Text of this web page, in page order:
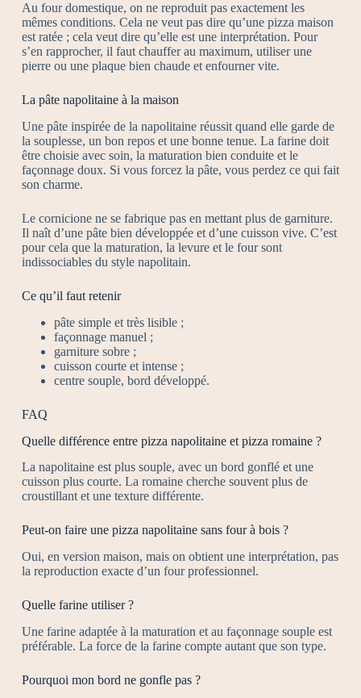
Au four domestique, on ne reproduit pas exactement les
mêmes conditions. Cela ne veut pas dire qu’une pizza maison
est ratée ; cela veut dire qu’elle est une interprétation. Pour
s’en rapprocher, il faut chauffer au maximum, utiliser une
pierre ou une plaque bien chaude et enfourner vite.
La pâte napolitaine à la maison
Une pâte inspirée de la napolitaine réussit quand elle garde de
la souplesse, un bon repos et une bonne tenue. La farine doit
être choisie avec soin, la maturation bien conduite et le
façonnage doux. Si vous forcez la pâte, vous perdez ce qui fait
son charme.
Le cornicione ne se fabrique pas en mettant plus de garniture.
Il naît d’une pâte bien développée et d’une cuisson vive. C’est
pour cela que la maturation, la levure et le four sont
indissociables du style napolitain.
Ce qu’il faut retenir
pâte simple et très lisible ;
façonnage manuel ;
garniture sobre ;
cuisson courte et intense ;
centre souple, bord développé.
FAQ
Quelle différence entre pizza napolitaine et pizza romaine ?
La napolitaine est plus souple, avec un bord gonflé et une
cuisson plus courte. La romaine cherche souvent plus de
croustillant et une texture différente.
Peut-on faire une pizza napolitaine sans four à bois ?
Oui, en version maison, mais on obtient une interprétation, pas
la reproduction exacte d’un four professionnel.
Quelle farine utiliser ?
Une farine adaptée à la maturation et au façonnage souple est
préférable. La force de la farine compte autant que son type.
Pourquoi mon bord ne gonfle pas ?